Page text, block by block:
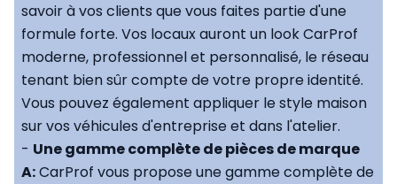
savoir à vos clients que vous faites partie d'une
formule forte. Vos locaux auront un look CarProf
moderne, professionnel et personnalisé, le réseau
tenant bien sûr compte de votre propre identité.
Vous pouvez également appliquer le style maison
sur vos véhicules d'entreprise et dans l'atelier.
- Une gamme complète de pièces de marque
A:CarProf vous propose une gamme complète de